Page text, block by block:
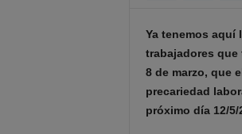
Ya tenemos aquí
trabajadores que
8 de marzo, que
precariedad
próximo día 12/5/